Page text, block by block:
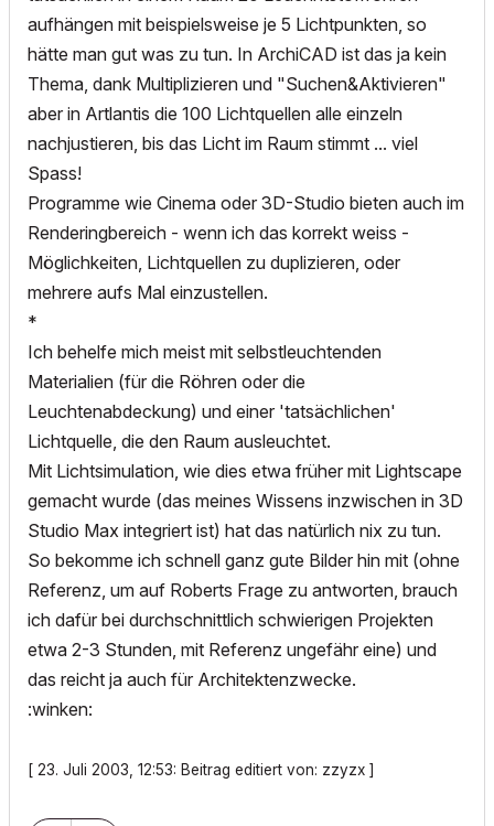
aufhängen mit beispielsweise je 5 Lichtpunkten, so
hätte man gut was zu tun. In ArchiCAD ist das ja kein
Thema, dank Multiplizieren und "Suchen&Aktivieren"
aber in Artlantis die 100 Lichtquellen alle einzeln
nachjustieren, bis das Licht im Raum stimmt ... viel
Spass!
Programme wie Cinema oder 3D-Studio bieten auch im
Renderingbereich - wenn ich das korrekt weiss -
Möglichkeiten, Lichtquellen zu duplizieren, oder
mehrere aufs Mal einzustellen.
*
Ich behelfe mich meist mit selbstleuchtenden
Materialien (für die Röhren oder die
Leuchtenabdeckung) und einer 'tatsächlichen'
Lichtquelle, die den Raum ausleuchtet.
Mit Lichtsimulation, wie dies etwa früher mit Lightscape
gemacht wurde (das meines Wissens inzwischen in 3D
Studio Max integriert ist) hat das natürlich nix zu tun.
So bekomme ich schnell ganz gute Bilder hin mit (ohne
Referenz, um auf Roberts Frage zu antworten, brauch
ich dafür bei durchschnittlich schwierigen Projekten
etwa 2-3 Stunden, mit Referenz ungefähr eine) und
das reicht ja auch für Architektenzwecke.
:winken:
[ 23. Juli 2003, 12:53: Beitrag editiert von: zzyzx ]